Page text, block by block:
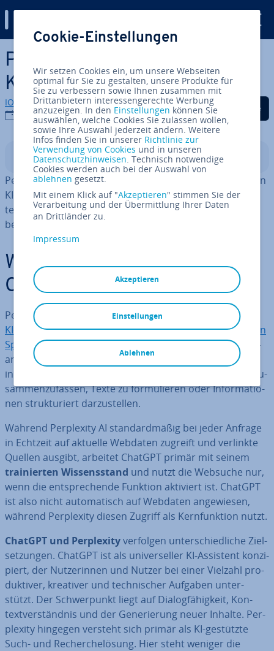
Zum Haupt­in­halt springen
Per­ple­xi­ty vs. ChatGPT: Die
KI-As­sis­ten­ten im Vergleich
IONOS Redaktion
10.02.2026
Auf Facebook teilen
Auf Twitter teilen
Auf LinkedIn
In­halts­ver­zeich­nis
Per­ple­xi­ty AI und ChatGPT gehören zu den be­kann­tes­ten
KI-Tools. Hier erfahren Sie, worin sich die Lösungen un­
ter­schei­den und welche KI sich für welchen Zweck am
besten eignet.
Was sind Per­ple­xi­ty und
ChatGPT?
Per­ple­xi­ty AI und ChatGPT zählen zu den be­kann­tes­ten
KI-As­sis­ten­ten. Beide An­wen­dun­gen basieren aufgroßen
Sprach­mo­del­len, die na­tür­li­che Sprache verstehen, ver­
ar­bei­ten und selbst erzeugen können. Dadurch sind sie
in der Lage, komplexe Fragen zu be­ant­wor­ten, Inhalte zu­
sam­men­zu­fas­sen, Texte zu for­mu­lie­ren oder In­for­ma­tio­
nen struk­tu­riert dar­zu­stel­len.
Während Per­ple­xi­ty AI stan­dard­mä­ßig bei jeder Anfrage
in Echtzeit auf aktuelle Webdaten zugreift und verlinkte
Quellen ausgibt, arbeitet ChatGPT primär mit seinem
trai­nier­ten Wis­sens­stand und nutzt die Websuche nur,
wenn die ent­spre­chen­de Funktion aktiviert ist. ChatGPT
ist also nicht au­to­ma­tisch auf Webdaten an­ge­wie­sen,
während Per­ple­xi­ty diesen Zugriff als Kern­funk­ti­on nutzt.
ChatGPT und Per­ple­xi­tyverfolgen un­ter­schied­li­che Ziel­
set­zun­gen. ChatGPT ist als uni­ver­sel­ler KI-Assistent kon­zi­
piert, der Nut­ze­rin­nen und Nutzer bei einer Vielzahl pro­
duk­ti­ver, kreativer und tech­ni­scher Aufgaben un­ter­
stützt. Der Schwer­punkt liegt auf Dia­log­fä­hig­keit, Kon­
text­ver­ständ­nis und der Ge­ne­rie­rung neuer Inhalte. Per­
ple­xi­ty hingegen versteht sich primär als KI-gestützte
Such- und Re­cher­che­lö­sung. Hier steht weniger die
Cookie-Einstellungen
Wir setzen Cookies ein, um unsere Webseiten
optimal für Sie zu gestalten, unsere Produkte für
Sie zu verbessern sowie Ihnen zusammen mit
Drittanbietern interessengerechte Werbung
anzuzeigen. In den Einstellungen können Sie
auswählen, welche Cookies Sie zulassen wollen,
sowie Ihre Auswahl jederzeit ändern. Weitere
Infos finden Sie in unserer Richtlinie zur
Verwendung von Cookies und in unseren
Datenschutzhinweisen. Technisch notwendige
Cookies werden auch bei der Auswahl von
ablehnen gesetzt.
Mit einem Klick auf "Akzeptieren" stimmen Sie der
Verarbeitung und der Übermittlung Ihrer Daten
an Drittländer zu.
Impressum
Akzeptieren
Ablehnen
Einstellungen